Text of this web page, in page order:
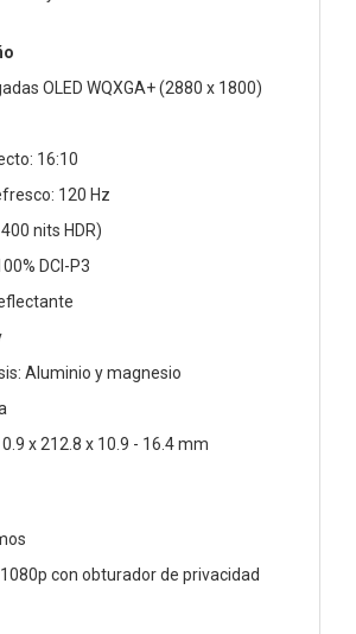
OLED WQXGA+ (2880 x 1800)
16:10
120 Hz
nits HDR)
DCI-P3
Aluminio y magnesio
x 212.8 x 10.9 - 16.4 mm
con obturador de privacidad